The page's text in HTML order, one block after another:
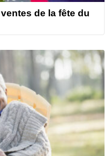
de la fête du